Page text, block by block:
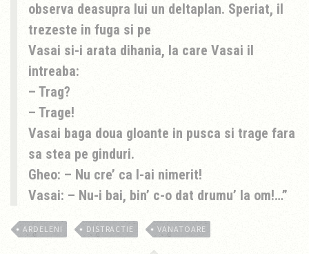
observa deasupra lui un deltaplan. Speriat, il
trezeste in fuga si pe
Vasai si-i arata dihania, la care Vasai il
intreaba:
– Trag?
– Trage!
Vasai baga doua gloante in pusca si trage fara
sa stea pe ginduri.
Gheo: – Nu cre’ ca l-ai nimerit!
Vasai: – Nu-i bai, bin’ c-o dat drumu’ la om!…
ARDELENI DISTRACTIE VANATOARE